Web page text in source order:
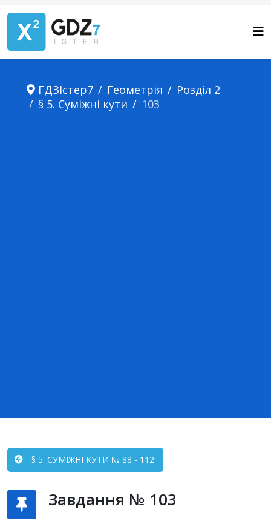
ГДЗІстер7 Геометрія
Розділ 2
§ 5. Суміжні кути
103
§ 5. СУМІЖНІ КУТИ № 88 - 112
Завдання № 103